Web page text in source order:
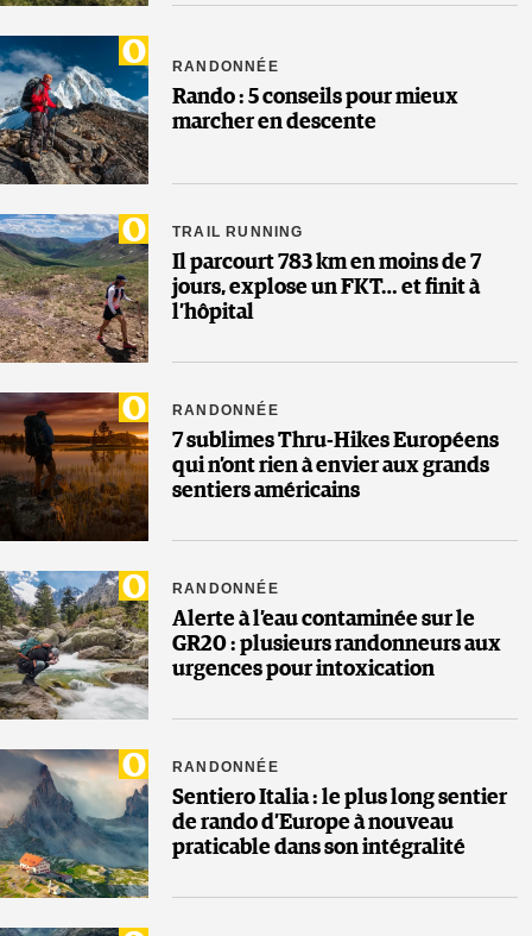
RANDONNÉE
Rando : 5 conseils pour mieux
marcher en descente
TRAIL RUNNING
Il parcourt 783 km en moins de 7
jours, explose un FKT… et finit à
l’hôpital
RANDONNÉE
7 sublimes Thru-Hikes Européens
qui n’ont rien à envier aux grands
sentiers américains
RANDONNÉE
Alerte à l’eau contaminée sur le
GR20 : plusieurs randonneurs aux
urgences pour intoxication
RANDONNÉE
Sentiero Italia : le plus long sentier
de rando d’Europe à nouveau
praticable dans son intégralité